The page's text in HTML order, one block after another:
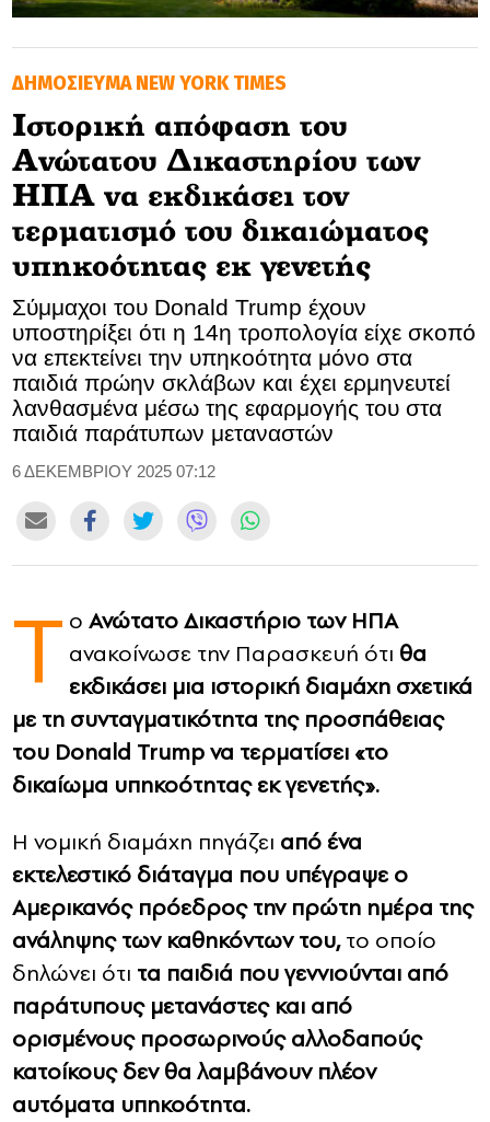
SOOZIE’S FRIENDS
CULTURE
TASTELAND
TECH
MEDIALAND
DRIVE
SPORTS
CONTACT
ΔΗΜΟΣΙΕΥΜΑ NEW YORK TIMES
Ιστορική απόφαση του
Ανώτατου Δικαστηρίου των
ΗΠΑ να εκδικάσει τον
τερματισμό του δικαιώματος
υπηκοότητας εκ γενετής
Σύμμαχοι του Donald Trump έχουν
υποστηρίξει ότι η 14η τροπολογία είχε σκοπό
να επεκτείνει την υπηκοότητα μόνο στα
παιδιά πρώην σκλάβων και έχει ερμηνευτεί
λανθασμένα μέσω της εφαρμογής του στα
παιδιά παράτυπων μεταναστών
6 ΔΕΚΕΜΒΡΙΟΥ 2025 07:12
Τ ο Ανώτατο Δικαστήριο των ΗΠΑ
ανακοίνωσε την Παρασκευή ότι θα
εκδικάσει μια ιστορική διαμάχη σχετικά
με τη συνταγματικότητα της προσπάθειας
του Donald Trump να τερματίσει «το
δικαίωμα υπηκοότητας εκ γενετής».
Η νομική διαμάχη πηγάζει από ένα
εκτελεστικό διάταγμα που υπέγραψε ο
Αμερικανός πρόεδρος την πρώτη ημέρα της
ανάληψης των καθηκόντων του,το οποίο
δηλώνει ότι τα παιδιά που γεννιούνται από
παράτυπους μετανάστες και από
ορισμένους προσωρινούς αλλοδαπούς
κατοίκους δεν θα λαμβάνουν πλέον
αυτόματα υπηκοότητα.